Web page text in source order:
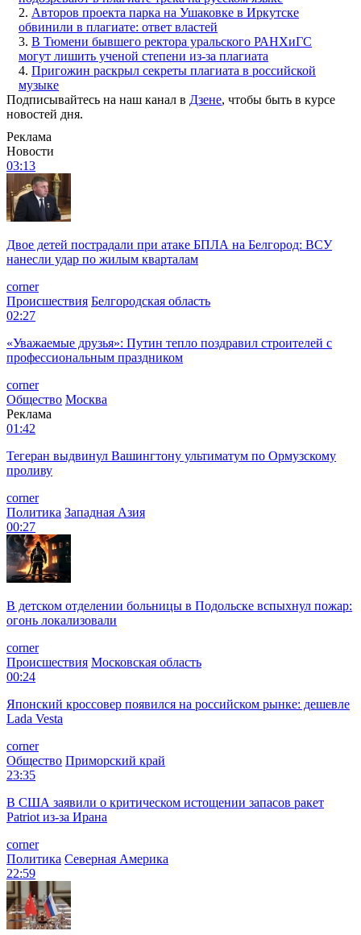
2. Авторов проекта парка на Ушаковке в Иркутске
обвинили в плагиате: ответ властей
3. В Тюмени бывшего ректора уральского РАНХиГС
могут лишить ученой степени из-за плагиата
4. Пригожин раскрыл секреты плагиата в российской
музыке
Подписывайтесь на наш канал в Дзене, чтобы быть в курсе
новостей дня.
Реклама
Новости
03:13
Двое детей пострадали при атаке БПЛА на Белгород: ВСУ
нанесли удар по жилым кварталам
corner
Происшествия Белгородская область
02:27
«Уважаемые друзья»: Путин тепло поздравил строителей с
профессиональным праздником
corner
Общество Москва
Реклама
01:42
Тегеран выдвинул Вашингтону ультиматум по Ормузскому
проливу
corner
Политика Западная Азия
00:27
В детском отделении больницы в Подольске вспыхнул пожар:
огонь локализовали
corner
Происшествия Московская область
00:24
Японский кроссовер появился на российском рынке: дешевле
Lada Vesta
corner
Общество Приморский край
23:35
В США заявили о критическом истощении запасов ракет
Patriot из-за Ирана
corner
Политика Северная Америка
22:59